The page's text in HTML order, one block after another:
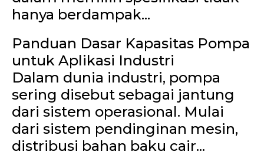
hanya berdampak...
Panduan Dasar Kapasitas Pompa
untuk Aplikasi Industri
Dalam dunia industri, pompa
sering disebut sebagai jantung
dari sistem operasional. Mulai
dari sistem pendinginan mesin,
distribusi bahan baku cair...